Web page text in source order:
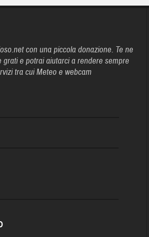
con una piccola donazione. Te ne
grati e potrai aiutarci a rendere sempre
tra cui Meteo e webcam